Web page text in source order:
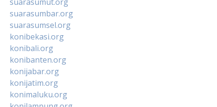
suarasumbar.org
suarasumsel.org
konibekasi.org
konibali.org
konibanten.org
konijabar.org
konijatim.org
konimaluku.org